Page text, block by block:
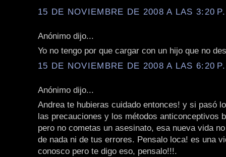
15 DE NOVIEMBRE DE 2008 A LAS 3:20
Anónimo dijo...
Yo no tengo por que cargar con un hijo que no
15 DE NOVIEMBRE DE 2008 A LAS 6:20
Anónimo dijo...
Andrea te hubieras cuidado entonces! y si pasó
las precauciones y los métodos anticonceptivos
pero no cometas un asesinato, esa nueva vida
de nada ni de tus errores. Pensalo loca! es una
conosco pero te digo eso, pensalo!!!.